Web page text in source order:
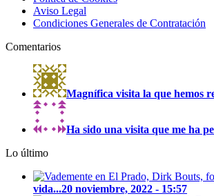
Aviso Legal
Condiciones Generales de Contratación
Comentarios
Magnífica visita la que hemos
Ha sido una visita que me ha
Lo último
vida...20 noviembre, 2022 - 15:57